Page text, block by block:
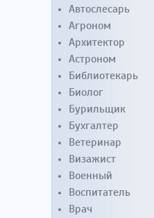
Автослесарь
Агроном
Архитектор
Астроном
Библиотекарь
Биолог
Бурильщик
Бухгалтер
Ветеринар
Визажист
Военный
Воспитатель
Врач